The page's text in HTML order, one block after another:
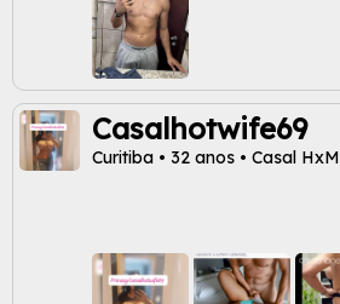
Casalhotwife69
Curitiba • 32 anos • Casal HxM